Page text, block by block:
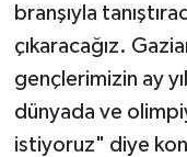
branşıyla
çıkaracağız.
gençlerimizin ay
dünyada ve
istiyoruz" diye